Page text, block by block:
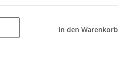
In den Warenkorb